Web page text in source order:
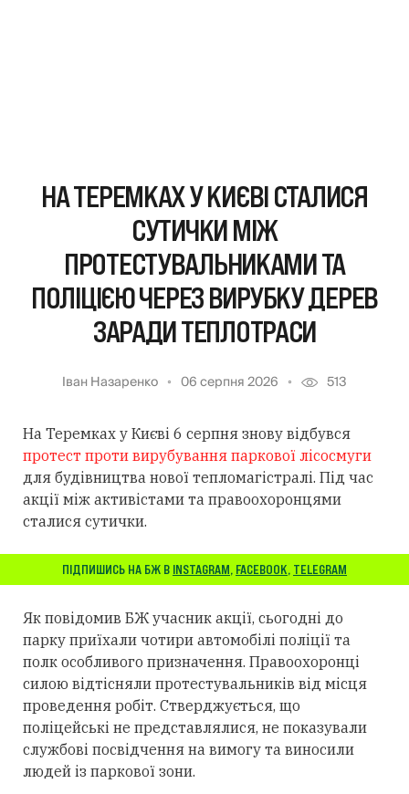
НА ТЕРЕМКАХ У КИЄВІ СТАЛИСЯ
СУТИЧКИ МІЖ
ПРОТЕСТУВАЛЬНИКАМИ ТА
ПОЛІЦІЄЮ ЧЕРЕЗ ВИРУБКУ ДЕРЕВ
ЗАРАДИ ТЕПЛОТРАСИ
Іван Назаренко 06 серпня 2026 513
На Теремках у Києві 6 серпня знову відбувся
протест проти вирубування паркової лісосмуги
для будівництва нової тепломагістралі. Під час
акції між активістами та правоохоронцями
сталися сутички.
ПІДПИШИСЬ НА БЖ В INSTAGRAM, FACEBOOK, TELEGRAM
Як повідомив БЖ учасник акції, сьогодні до
парку приїхали чотири автомобілі поліції та
полк особливого призначення. Правоохоронці
силою відтісняли протестувальників від місця
проведення робіт. Стверджується, що
поліцейські не представлялися, не показували
службові посвідчення на вимогу та виносили
людей із паркової зони.